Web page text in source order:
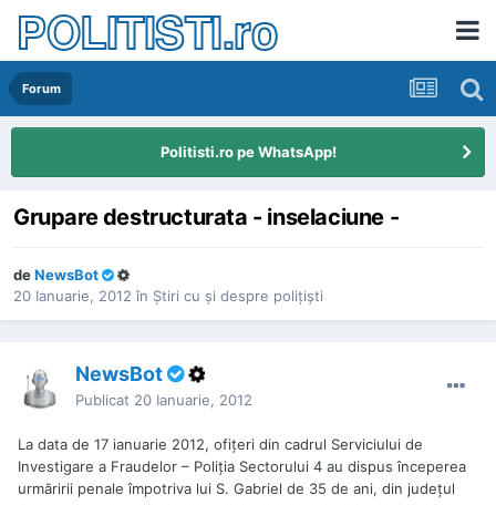
POLITISTI.ro
Forum
Politisti.ro pe WhatsApp!
Grupare destructurata - inselaciune -
deNewsBot
20 Ianuarie, 2012 în Ştiri cu şi despre poliţişti
NewsBot
Publicat 20 Ianuarie, 2012
La data de 17 ianuarie 2012, ofiţeri din cadrul Serviciului de
Investigare a Fraudelor – Poliţia Sectorului 4 au dispus începerea
urmăririi penale împotriva lui S. Gabriel de 35 de ani, din judeţul